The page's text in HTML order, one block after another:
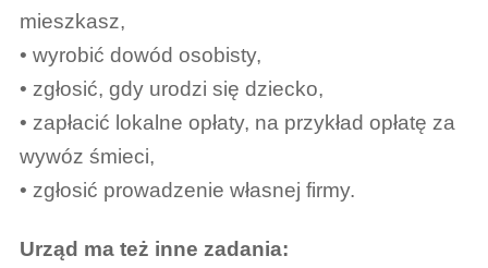
mieszkasz,
• wyrobić dowód osobisty,
• zgłosić, gdy urodzi się dziecko,
• zapłacić lokalne opłaty, na przykład opłatę za
wywóz śmieci,
• zgłosić prowadzenie własnej firmy.
Urząd ma też inne zadania: